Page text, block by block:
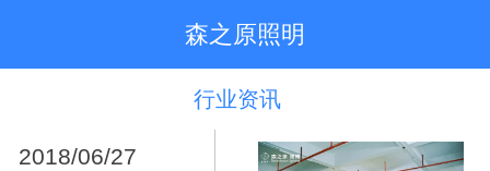
森之原照明
行业资讯
2018/06/27